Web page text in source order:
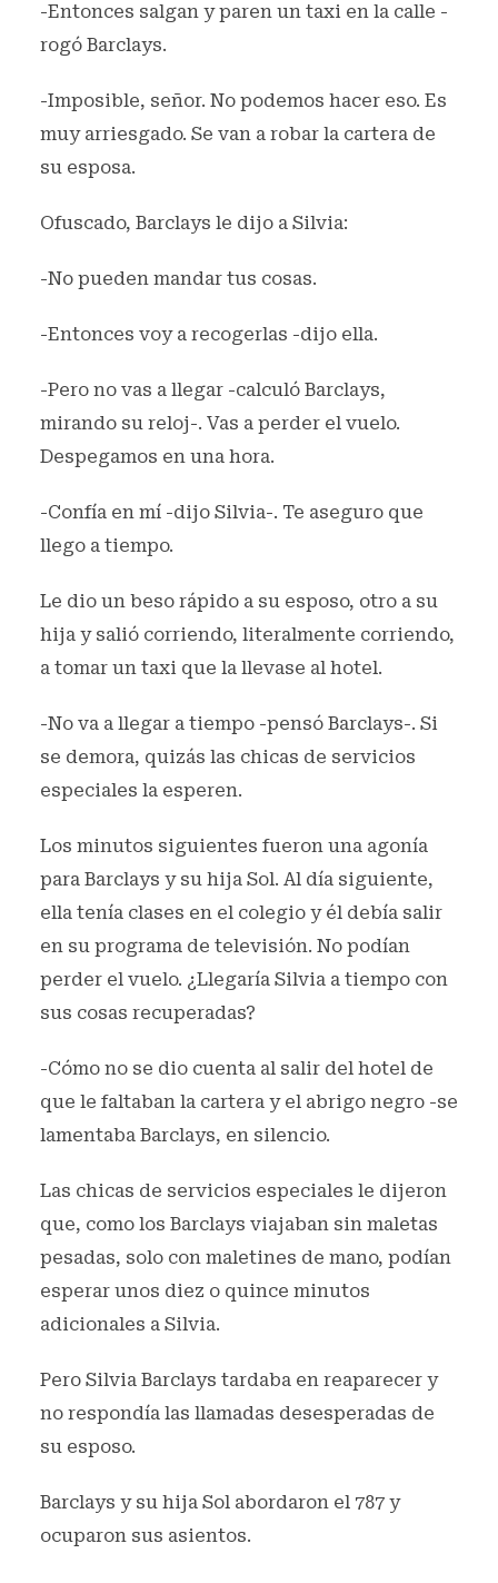
-Entonces salgan y paren un taxi en la calle -
rogó Barclays.
-Imposible, señor. No podemos hacer eso. Es
muy arriesgado. Se van a robar la cartera de
su esposa.
Ofuscado, Barclays le dijo a Silvia:
-No pueden mandar tus cosas.
-Entonces voy a recogerlas -dijo ella.
-Pero no vas a llegar -calculó Barclays,
mirando su reloj-. Vas a perder el vuelo.
Despegamos en una hora.
-Confía en mí -dijo Silvia-. Te aseguro que
llego a tiempo.
Le dio un beso rápido a su esposo, otro a su
hija y salió corriendo, literalmente corriendo,
a tomar un taxi que la llevase al hotel.
-No va a llegar a tiempo -pensó Barclays-. Si
se demora, quizás las chicas de servicios
especiales la esperen.
Los minutos siguientes fueron una agonía
para Barclays y su hija Sol. Al día siguiente,
ella tenía clases en el colegio y él debía salir
en su programa de televisión. No podían
perder el vuelo. ¿Llegaría Silvia a tiempo con
sus cosas recuperadas?
-Cómo no se dio cuenta al salir del hotel de
que le faltaban la cartera y el abrigo negro -se
lamentaba Barclays, en silencio.
Las chicas de servicios especiales le dijeron
que, como los Barclays viajaban sin maletas
pesadas, solo con maletines de mano, podían
esperar unos diez o quince minutos
adicionales a Silvia.
Pero Silvia Barclays tardaba en reaparecer y
no respondía las llamadas desesperadas de
su esposo.
Barclays y su hija Sol abordaron el 787 y
ocuparon sus asientos.